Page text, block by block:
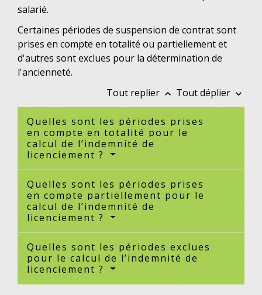
salarié.
Certaines périodes de suspension de contrat sont
prises en compte en totalité ou partiellement et
d'autres sont exclues pour la détermination de
l'ancienneté.
Tout replier keyboard_arrow_up Tout déplier keyboard_arrow_down
Quelles sont les périodes prises
en compte en totalité pour le
calcul de l’indemnité de
licenciement ?
Quelles sont les périodes prises
en compte partiellement pour le
calcul de l’indemnité de
licenciement ?
Quelles sont les périodes exclues
pour le calcul de l’indemnité de
licenciement ?